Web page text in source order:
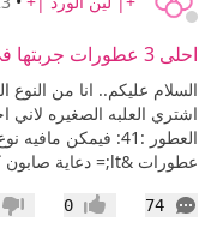
احلى 3 عطورات جربتها في حياتي
السلام عليكم.. انا من
عطورات &lt;= دعاية صابون كامي على غفله...
74
التعليقات إعجاب0 عدم